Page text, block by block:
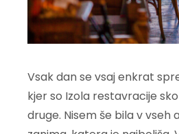
Vsak dan se vsaj enkrat
kjer so Izola restavracije
druge. Nisem še bila v vseh